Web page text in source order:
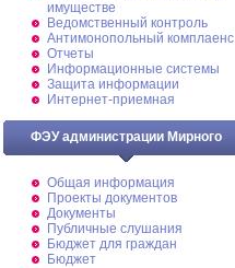
имуществе
Ведомственный контроль
Антимонопольный комплаенс
Отчеты
Информационные системы
Защита информации
Интернет-приемная
ФЭУ администрации Мирного
Общая информация
Проекты документов
Документы
Публичные слушания
Бюджет для граждан
Бюджет